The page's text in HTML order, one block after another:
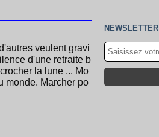
veulent gravi
d'une retraite b
la lune ... Mo
monde. Marcher po
NEWSLETTER